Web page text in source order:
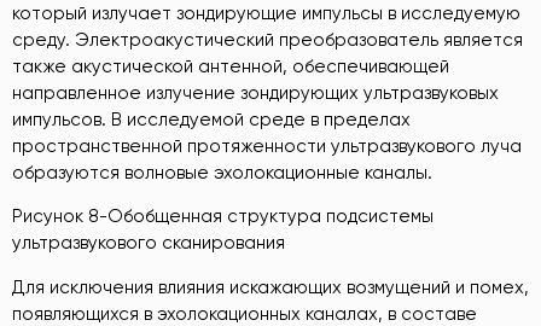
который излучает зондирующие импульсы в исследуемую
среду. Электроакустический преобразователь является
также акустической антенной, обеспечивающей
направленное излучение зондирующих ультразвуковых
импульсов. В исследуемой среде в пределах
пространственной протяженности ультразвукового луча
образуются волновые эхолокационные каналы.
Рисунок 8-Обобщенная структура подсистемы
ультразвукового сканирования
Для исключения влияния искажающих возмущений и помех,
появляющихся в эхолокационных каналах, в составе